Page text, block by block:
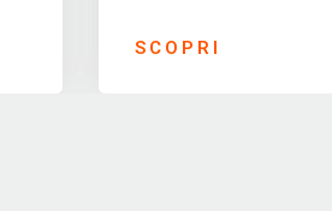
SCOPRI